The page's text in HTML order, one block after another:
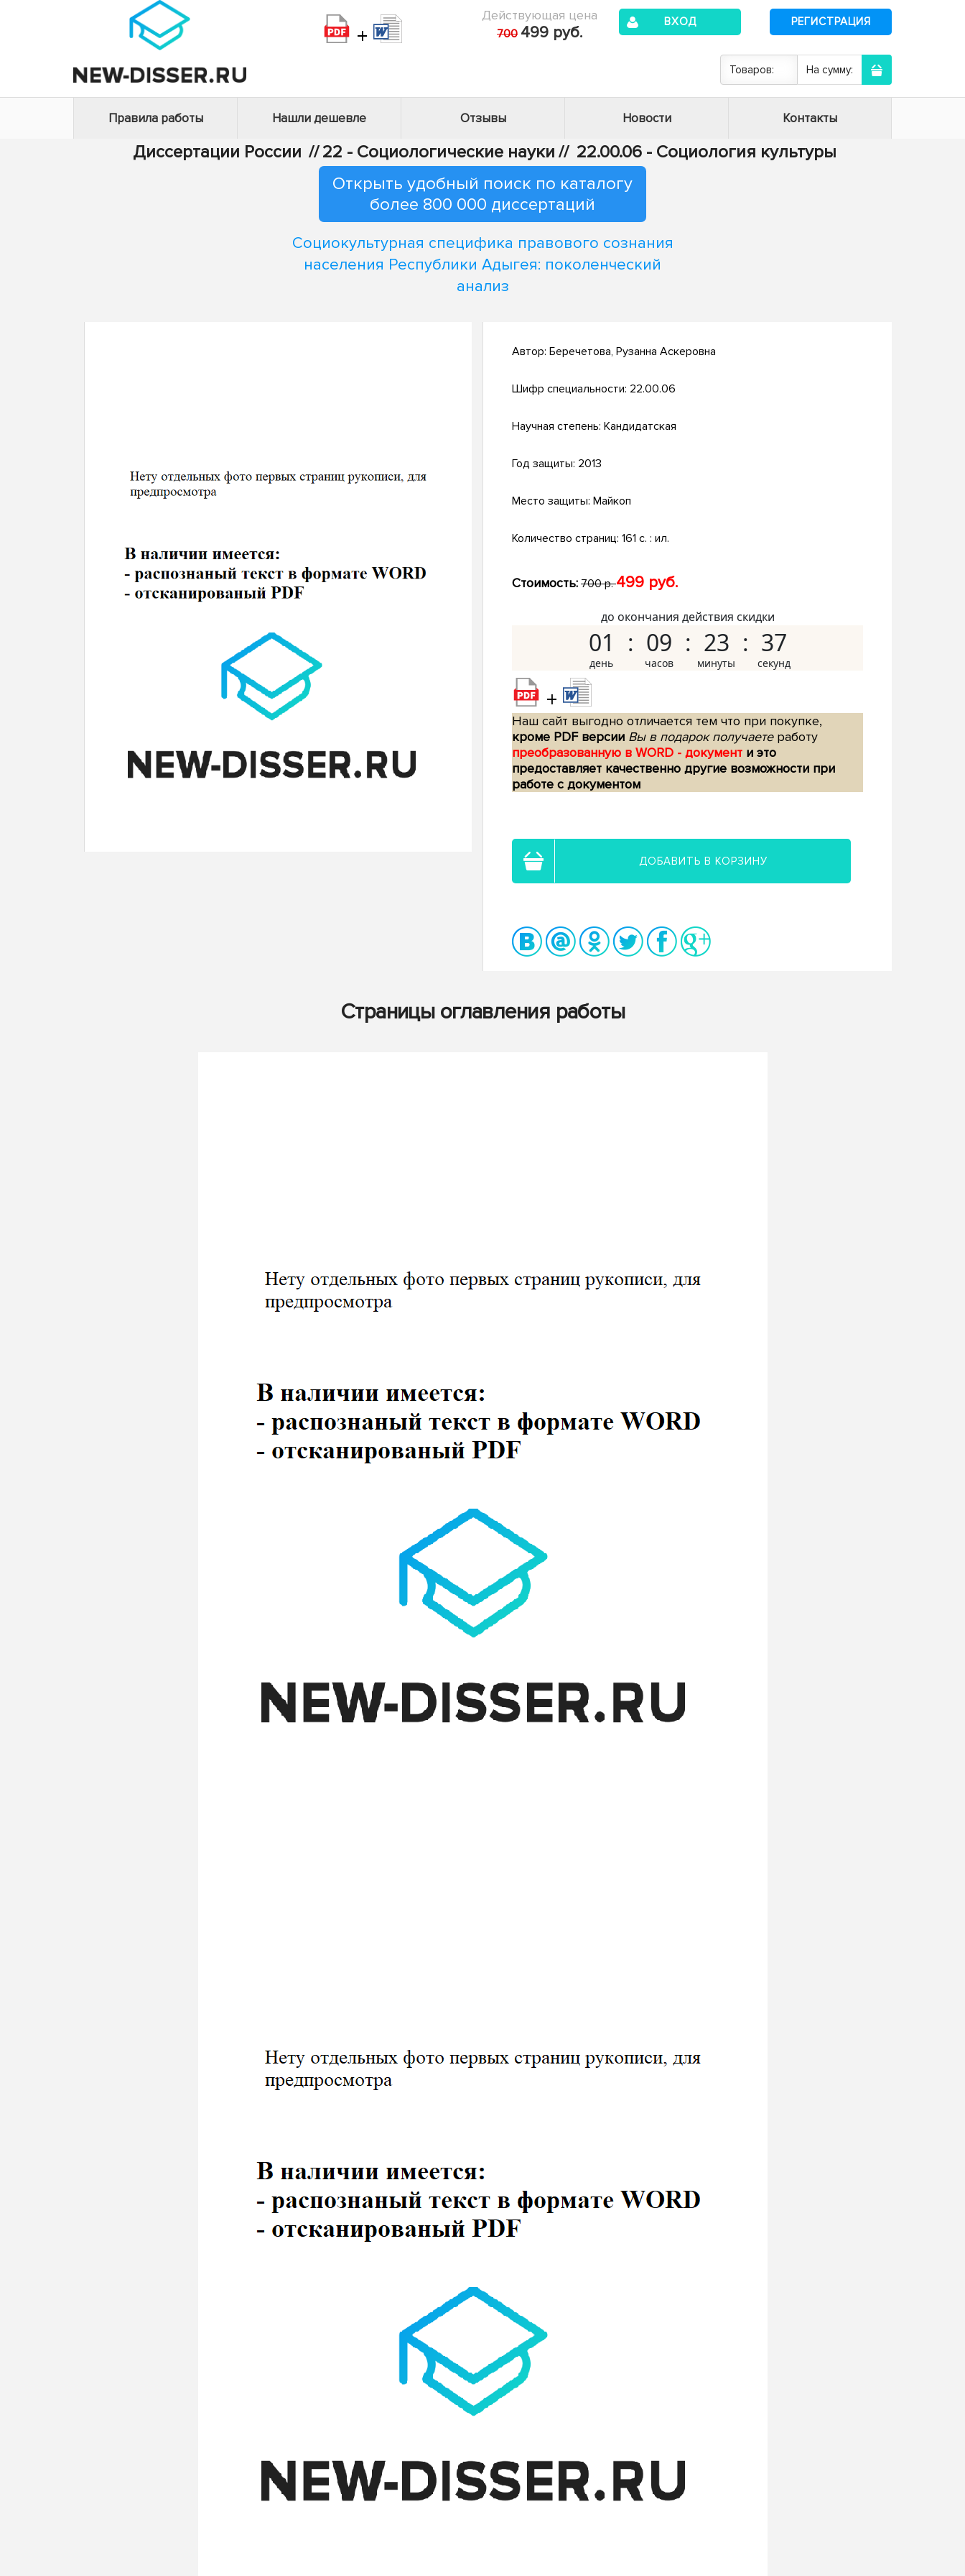
+
Действующая цена
700 499 руб.
ВХОД РЕГИСТРАЦИЯ
Товаров: На сумму:
Правила работы Нашли дешевле Отзывы Новости Контакты
Диссертации России // 22 - Социологические науки // 22.00.06 - Социология культуры
Открыть удобный поиск по каталогу
более 800 000 диссертаций
Социокультурная специфика правового сознания
населения Республики Адыгея: поколенческий
анализ
Автор: Беречетова, Рузанна Аскеровна
Шифр специальности: 22.00.06
Научная степень: Кандидатская
Год защиты: 2013
Место защиты: Майкоп
Количество страниц: 161 с. : ил.
Стоимость: 700 р.499 руб.
до окончания действия скидки
01 09 23 36
+
Наш сайт выгодно отличается тем что при покупке,
кроме PDF версии Вы в подарок получаетеработу
преобразованную в WORD - документ и это
предоставляет качественно другие возможности при
работе с документом
ДОБАВИТЬ В КОРЗИНУ
Страницы оглавления работы